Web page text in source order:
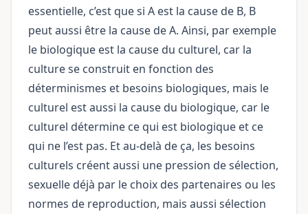
essentielle, c’est que si A est la cause de B, B
peut aussi être la cause de A. Ainsi, par exemple
le biologique est la cause du culturel, car la
culture se construit en fonction des
déterminismes et besoins biologiques, mais le
culturel est aussi la cause du biologique, car le
culturel détermine ce qui est biologique et ce
qui ne l’est pas. Et au-delà de ça, les besoins
culturels créent aussi une pression de sélection,
sexuelle déjà par le choix des partenaires ou les
normes de reproduction, mais aussi sélection